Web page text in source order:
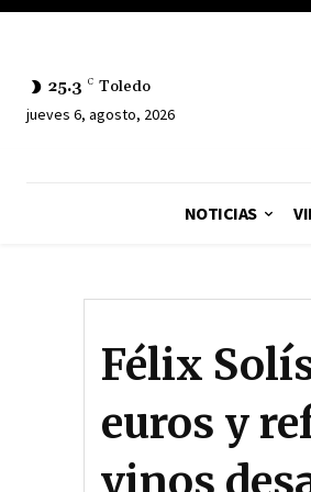
25.3 C Toledo
jueves 6, agosto, 2026
NOTICIAS
Félix
euros y
vinos